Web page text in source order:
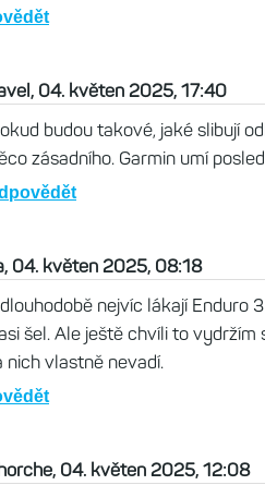
s Garminem, 04. květen 2025,
poměrem ceny a výkonu.
nepovedené kousky, které
co řešit ;)
04. květen 2025, 17:40
budou takové, jaké slibují